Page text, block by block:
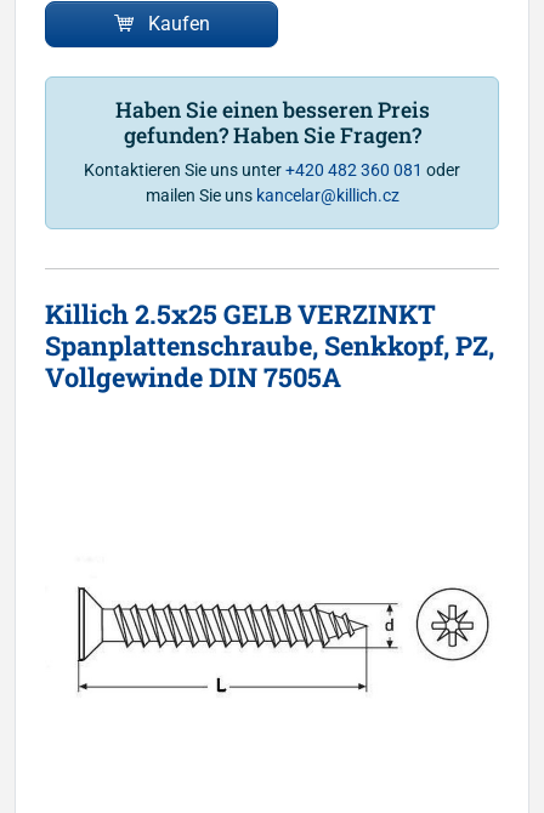
Kaufen
Haben Sie einen besseren Preis
gefunden? Haben Sie Fragen?
Kontaktieren Sie uns unter+420 482 360 081 oder
mailen Sie uns kancelar@killich.cz
Killich 2.5x25 GELB VERZINKT
Spanplattenschraube, Senkkopf, PZ,
Vollgewinde DIN 7505A